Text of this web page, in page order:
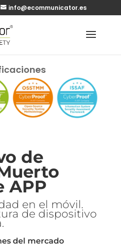
info@ecommunicator.es
de
APP
en el móvil.
de dispositivo
del mercado